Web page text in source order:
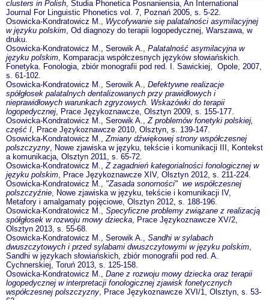
clusters in Polish, Studia Phonetica Posnaniensia, An International
Journal For Linguistic Phonetics vol. 7, Poznań 2005, s. 5-22.
Osowicka-Kondratowicz M., Wycofywanie się palatalności asymilacyjnej
w języku polskim, Od diagnozy do terapii logopedycznej, Warszawa, w
druku.
Osowicka-Kondratowicz M., Serowik A., Palatalność asymilacyjna w
języku polskim, Komparacja współczesnych języków słowiańskich.
Fonetyka. Fonologia, zbiór monografii pod red. I. Sawickiej, Opole, 2007,
s. 61-102.
Osowicka-Kondratowicz M., Serowik A., Defektywne realizacje
spółgłosek palatalnych dentalizowanych przy prawidłowych i
nieprawidłowych warunkach zgryzowych. Wskazówki do terapii
logopedycznej, Prace Językoznawcze, Olsztyn 2009, s. 155-177.
Osowicka-Kondratowicz M., Serowik A.,Z problemów fonetyki polskiej,
część I, Prace Językoznawcze 2010, Olsztyn, s. 139-147.
Osowicka-Kondratowicz M.,Zmiany dźwiękowej strony współczesnej
polszczyzny, Nowe zjawiska w języku, tekście i komunikacji III, Kontekst
a komunikacja, Olsztyn 2011, s. 65-72.
Osowicka-Kondratowicz M.,Z zagadnień kategorialności fonologicznej w
języku polskim, Prace Językoznawcze XIV, Olsztyn 2012, s. 211-224.
Osowicka-Kondratowicz M., "Zasada sonorności" we współczesnej
polszczyźnie, Nowe zjawiska w języku, tekście i komunikacji IV,
Metafory i amalgamaty pojęciowe, Olsztyn 2012, s. 188-196.
Osowicka-Kondratowicz M., Specyficzne problemy związane z realizacją
spółgłosek w rozwoju mowy dziecka, Prace Językoznawcze XV/2,
Olsztyn 2013, s. 55-68.
Osowicka-Kondratowicz M., Serowik A., Sandhi w sylabach
dwuszczytowych i przed sylabami dwuszczytowymi w języku polskim,
Sandhi w językach słowiańskich, zbiór monografii pod red. A.
Cychnerskiej, Toruń 2013, s. 125-158.
Osowicka-Kondratowicz M., Dane z rozwoju mowy dziecka oraz terapii
logopedycznej w interpretacji fonologicznej zjawisk fonetycznych
współczesnej polszczyzny, Prace Językoznawcze XVI/1, Olsztyn, s. 53-